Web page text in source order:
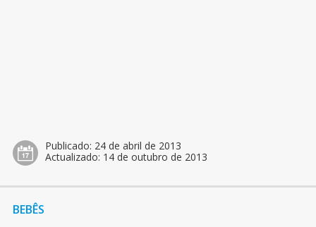
Publicado: 24 de abril de 2013
Actualizado: 14 de outubro de 2013
BEBÊS